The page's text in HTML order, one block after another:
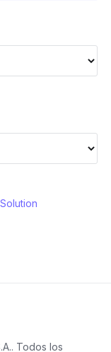
Todos los